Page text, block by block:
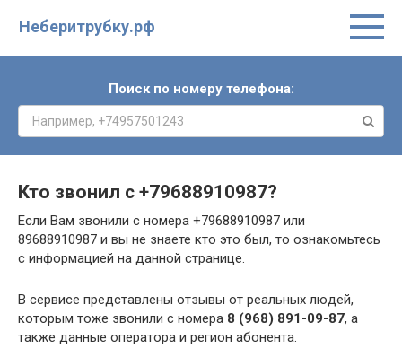
Неберитрубку.рф
Поиск по номеру телефона:
Кто звонил с +79688910987?
Если Вам звонили с номера +79688910987 или
89688910987 и вы не знаете кто это был, то ознакомьтесь
с информацией на данной странице.
В сервисе представлены отзывы от реальных людей,
которым тоже звонили с номера 8 (968) 891-09-87, а
также данные оператора и регион абонента.